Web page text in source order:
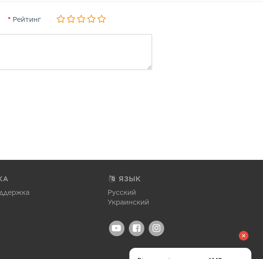
Рейтинг
ЯЗЫК
Русский
Украинский